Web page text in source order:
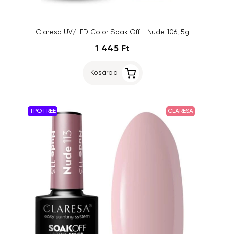
Claresa UV/LED Color Soak Off - Nude 106, 5g
1 445 Ft
Kosárba
TPO FREE CLARESA